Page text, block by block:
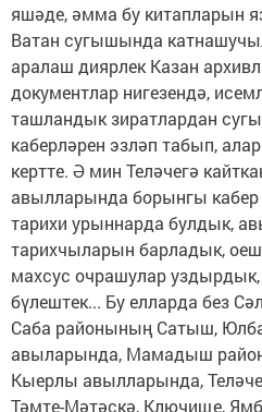
яшәде, әмма бу китапларын
Ватан сугышында
аралаш диярлек Казан
документлар нигезендә,
ташландык зиратлардан
каберләрен эзләп табып,
кертте. Ә мин Теләчегә
авылларында борынгы
тарихи урыннарда булдык,
тарихчыларын барладык,
махсус очрашулар
бүлештек... Бу елларда без
Саба районының Сатыш,
авыларында, Мамадыш
Кыерлы авылларында,
Тәмте-Мәтәскә, Ключище,